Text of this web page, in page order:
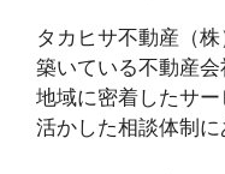
タカヒサ不動産（
築いている不動産会
地域に密着したサ
活かした相談体制に